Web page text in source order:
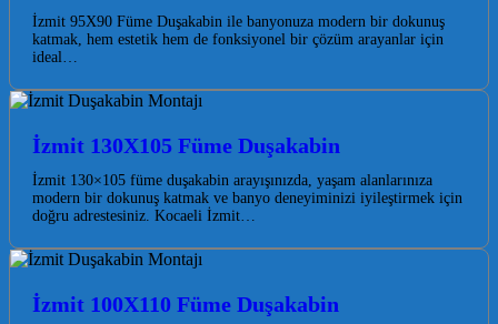
İzmit 95X90 Füme Duşakabin ile banyonuza modern bir dokunuş
katmak, hem estetik hem de fonksiyonel bir çözüm arayanlar için
ideal…
İzmit 130X105 Füme Duşakabin
İzmit 130×105 füme duşakabin arayışınızda, yaşam alanlarınıza
modern bir dokunuş katmak ve banyo deneyiminizi iyileştirmek için
doğru adrestesiniz. Kocaeli İzmit…
İzmit 100X110 Füme Duşakabin